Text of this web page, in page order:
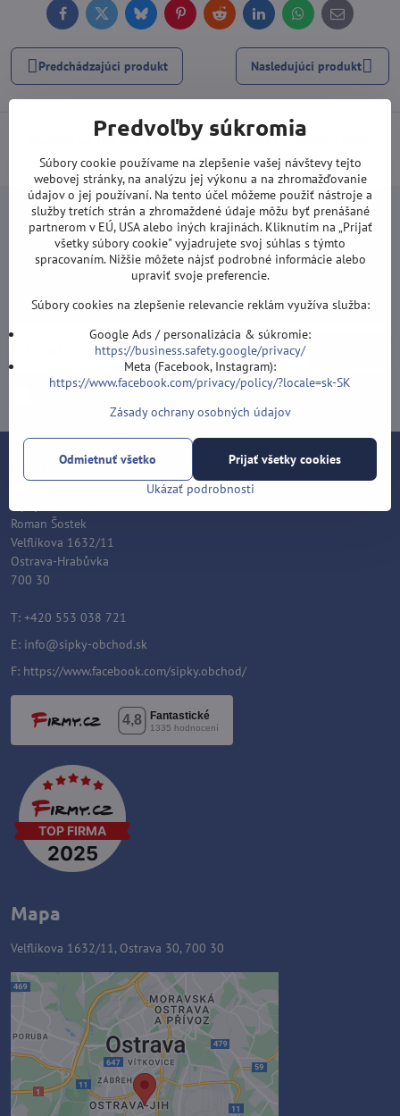
FacebookTwitterBlueskyPinterestReddit LinkedInWhatsApp
E-
mail
Predchádzajúci produkt Nasledujúci produkt
Doprava od 100 EUR ZDARMA(Platí pri platbe prevodom alebo
kartou).
Newsletter
Odoberať naše novinky:
Kontakt
Roman Šostek
Velflíkova 1632/11
Ostrava-Hrabůvka
700 30
T: +420 553 038 721
E: info@sipky-obchod.sk
F: https://www.facebook.com/sipky.obchod/
Mapa
Velflíkova 1632/11, Ostrava 30, 700 30
Externý obsah je blokovaný
Voľbami súkromia
Prajete si načítať externý obsah?
Predvoľby súkromia
Súbory cookie používame na zlepšenie vašej návštevy tejto
webovej stránky, na analýzu jej výkonu a na zhromažďovanie
údajov o jej používaní. Na tento účel môžeme použiť nástroje a
služby tretích strán a zhromaždené údaje môžu byť prenášané
partnerom v EÚ, USA alebo iných krajinách. Kliknutím na „Prijať
všetky súbory cookie" vyjadrujete svoj súhlas s týmto
spracovaním. Nižšie môžete nájsť podrobné informácie alebo
upraviť svoje preferencie.
Súbory cookies na zlepšenie relevancie reklám využíva služba:
Google Ads / personalizácia & súkromie:
https://business.safety.google/privacy/
Meta (Facebook, Instagram):
https://www.facebook.com/privacy/policy/?locale=sk-SK
Zásady ochrany osobných údajov
Ukázať podrobnosti
Prijať všetky cookies
Odmietnuť všetko